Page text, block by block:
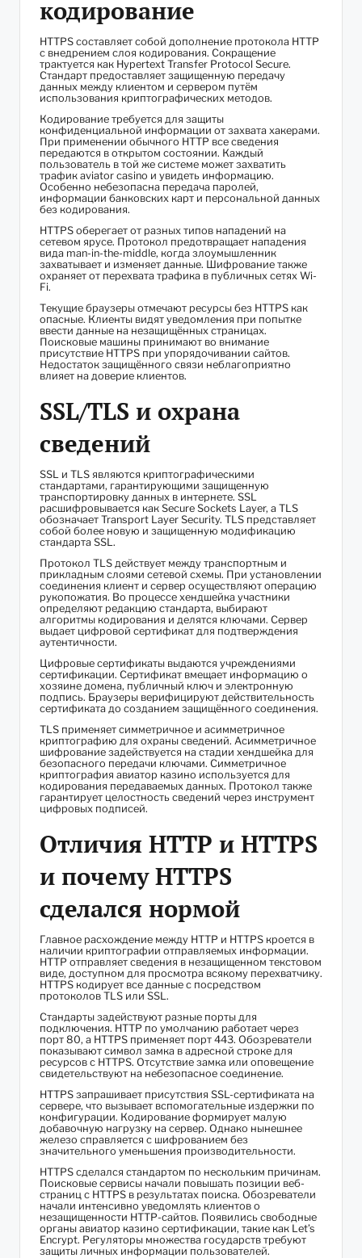
кодирование
HTTPS составляет собой дополнение протокола HTTP
с внедрением слоя кодирования. Сокращение
трактуется как Hypertext Transfer Protocol Secure.
Стандарт предоставляет защищенную передачу
данных между клиентом и сервером путём
использования криптографических методов.
Кодирование требуется для защиты
конфиденциальной информации от захвата хакерами.
При применении обычного HTTP все сведения
передаются в открытом состоянии. Каждый
пользователь в той же системе может захватить
трафик aviator casino и увидеть информацию.
Особенно небезопасна передача паролей,
информации банковских карт и персональной данных
без кодирования.
HTTPS оберегает от разных типов нападений на
сетевом ярусе. Протокол предотвращает нападения
вида man-in-the-middle, когда злоумышленник
захватывает и изменяет данные. Шифрование также
охраняет от перехвата трафика в публичных сетях Wi-
Fi.
Текущие браузеры отмечают ресурсы без HTTPS как
опасные. Клиенты видят уведомления при попытке
ввести данные на незащищённых страницах.
Поисковые машины принимают во внимание
присутствие HTTPS при упорядочивании сайтов.
Недостаток защищённого связи неблагоприятно
влияет на доверие клиентов.
SSL/TLS и охрана
сведений
SSL и TLS являются криптографическими
стандартами, гарантирующими защищенную
транспортировку данных в интернете. SSL
расшифровывается как Secure Sockets Layer, а TLS
обозначает Transport Layer Security. TLS представляет
собой более новую и защищенную модификацию
стандарта SSL.
Протокол TLS действует между транспортным и
прикладным слоями сетевой схемы. При установлении
соединения клиент и сервер осуществляют операцию
рукопожатия. Во процессе хендшейка участники
определяют редакцию стандарта, выбирают
алгоритмы кодирования и делятся ключами. Сервер
выдает цифровой сертификат для подтверждения
аутентичности.
Цифровые сертификаты выдаются учреждениями
сертификации. Сертификат вмещает информацию о
хозяине домена, публичный ключ и электронную
подпись. Браузеры верифицируют действительность
сертификата до созданием защищённого соединения.
TLS применяет симметричное и асимметричное
криптографию для охраны сведений. Асимметричное
шифрование задействуется на стадии хендшейка для
безопасного передачи ключами. Симметричное
криптография авиатор казино используется для
кодирования передаваемых данных. Протокол также
гарантирует целостность сведений через инструмент
цифровых подписей.
Отличия HTTP и HTTPS
и почему HTTPS
сделался нормой
Главное расхождение между HTTP и HTTPS кроется в
наличии криптографии отправляемых информации.
HTTP отправляет сведения в незащищенном текстовом
виде, доступном для просмотра всякому перехватчику.
HTTPS кодирует все данные с посредством
протоколов TLS или SSL.
Стандарты задействуют разные порты для
подключения. HTTP по умолчанию работает через
порт 80, а HTTPS применяет порт 443. Обозреватели
показывают символ замка в адресной строке для
ресурсов с HTTPS. Отсутствие замка или оповещение
свидетельствуют на небезопасное соединение.
HTTPS запрашивает присутствия SSL-сертификата на
сервере, что вызывает вспомогательные издержки по
конфигурации. Кодирование формирует малую
добавочную нагрузку на сервер. Однако нынешнее
железо справляется с шифрованием без
значительного уменьшения производительности.
HTTPS сделался стандартом по нескольким причинам.
Поисковые сервисы начали повышать позиции веб-
страниц с HTTPS в результатах поиска. Обозреватели
начали интенсивно уведомлять клиентов о
незащищенности HTTP-сайтов. Появились свободные
органы авиатор казино сертификации, такие как Let’s
Encrypt. Регуляторы множества государств требуют
защиты личных информации пользователей.